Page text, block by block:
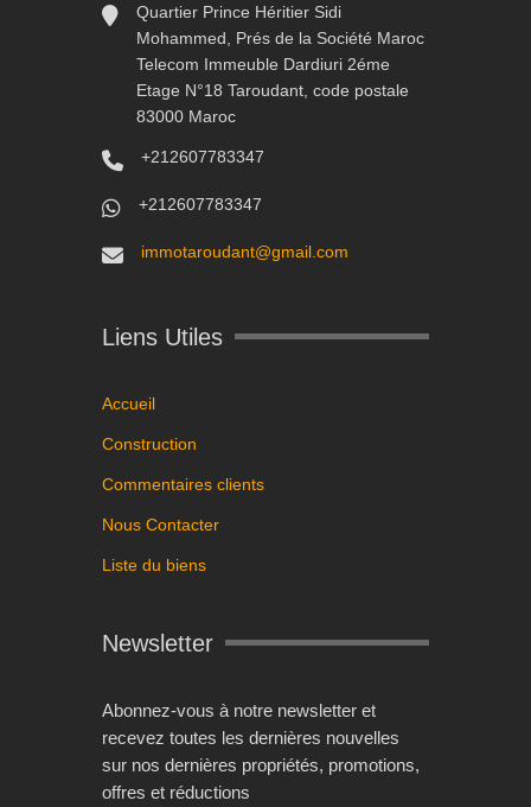
Quartier Prince Héritier Sidi
Mohammed, Prés de la Société Maroc
Telecom Immeuble Dardiuri 2éme
Etage N°18 Taroudant, code postale
83000 Maroc
+212607783347
+212607783347
immotaroudant@gmail.com
Liens Utiles
Accueil
Construction
Commentaires clients
Nous Contacter
Liste du biens
Newsletter
Abonnez-vous à notre newsletter et
recevez toutes les dernières nouvelles
sur nos dernières propriétés, promotions,
offres et réductions